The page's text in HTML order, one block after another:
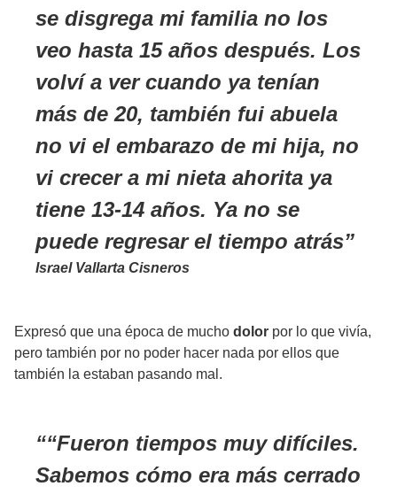
se disgrega mi familia no los
veo hasta 15 años después. Los
volví a ver cuando ya tenían
más de 20, también fui abuela
no vi el embarazo de mi hija, no
vi crecer a mi nieta ahorita ya
tiene 13-14 años. Ya no se
puede regresar el tiempo atrás
Israel Vallarta Cisneros
Expresó que una época de mucho dolor por lo que vivía,
pero también por no poder hacer nada por ellos que
también la estaban pasando mal.
“Fueron tiempos muy difíciles.
Sabemos cómo era más cerrado